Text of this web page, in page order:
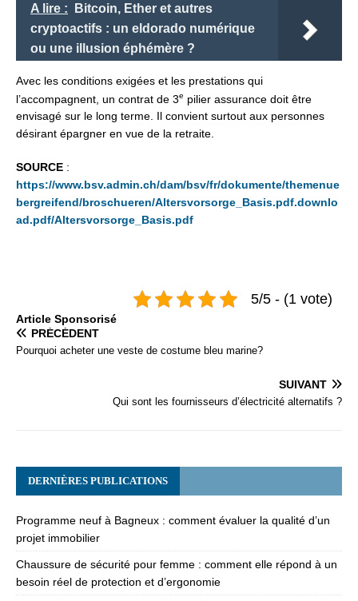
A lire :
Bitcoin, Ether et autres
cryptoactifs : un eldorado numérique
ou une illusion éphémère ?
Avec les conditions exigées et les prestations qui
l’accompagnent, un contrat de 3e pilier assurance doit être
envisagé sur le long terme. Il convient surtout aux personnes
désirant épargner en vue de la retraite.
SOURCE :
https://www.bsv.admin.ch/dam/bsv/fr/dokumente/themenue
bergreifend/broschueren/Altersvorsorge_Basis.pdf.downlo
ad.pdf/Altersvorsorge_Basis.pdf
5/5 - (1 vote)
Articlе Spоnsоrisé
PRÉCÉDENT
Pourquoi acheter une veste de costume bleu marine?
SUIVANT
Qui sont les fournisseurs d’électricité alternatifs ?
DERNIÈRES PUBLICATIONS
Programme neuf à Bagneux : comment évaluer la qualité d’un
projet immobilier
Chaussure de sécurité pour femme : comment elle répond à un
besoin réel de protection et d’ergonomie